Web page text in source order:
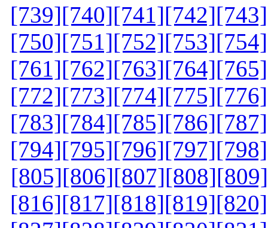
[739][740][741][742][743]
[750][751][752][753][754]
[761][762][763][764][765]
[772][773][774][775][776]
[783][784][785][786][787]
[794][795][796][797][798]
[805][806][807][808][809]
[816][817][818][819][820]